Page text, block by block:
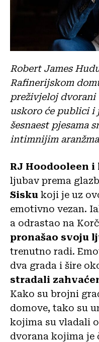
Robert James
Rafinerijskom
preživjeloj dvorani
uskoro će publici
šesnaest pjesama
intimnijim
RJ Hoodooleen
ljubav prema
Sisku koji je uz
emotivno vezan.
a odrastao na
pronašao svoju
trenutno radi.
dva grada i šire
stradali
Kako su brojni
domove, tako su
kojima su vladali
dvorana kojima je